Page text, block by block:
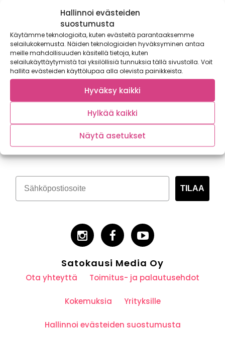
Hallinnoi evästeiden
suostumusta
Käytämme teknologioita, kuten evästeitä parantaaksemme
selailukokemusta. Näiden teknologioiden hyväksyminen antaa
meille mahdollisuuden käsitellä tietoja, kuten
selailukäyttäytymistä tai yksilöllisiä tunnuksia tällä sivustolla. Voit
hallita evästeiden käyttölupaa alla olevista painikkeista.
Hyväksy kaikki
Hylkää kaikki
Näytä asetukset
Nopea wokki on täydellinen arkiruoka: helppo, herkullinen ja
täynnä erilaisia kasviksia. Kätevin tapa...
Tilaa kasvispitoinen uutiskirje
TILAA
Satokausi Media Oy
Ota yhteyttä Toimitus- ja palautusehdot
Kokemuksia Yrityksille
Hallinnoi evästeiden suostumusta